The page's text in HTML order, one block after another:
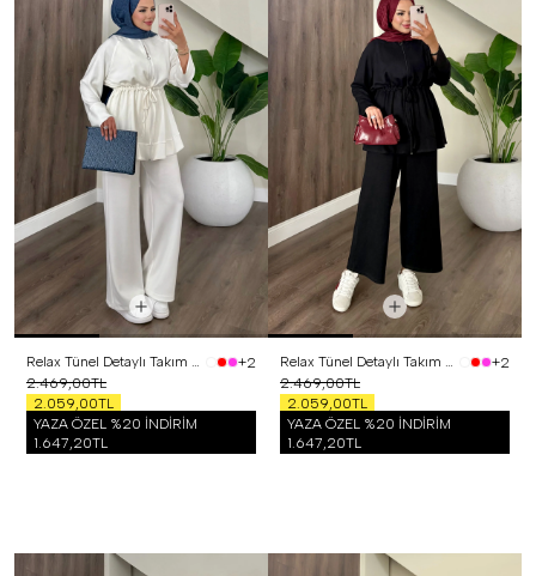
Relax Tünel Detaylı Takım Beyaz
+2
2.469,00TL
2.059,00TL
YAZA ÖZEL %20 İNDİRİM
1.647,20TL
Relax Tünel Detaylı Takım Siyah
+2
2.469,00TL
2.059,00TL
YAZA ÖZEL %20 İNDİRİM
1.647,20TL